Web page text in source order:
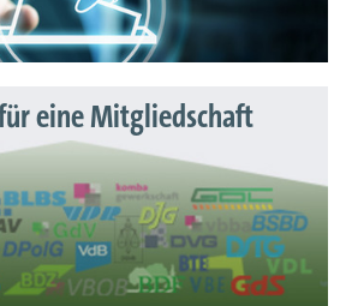
eine Mitgliedschaft